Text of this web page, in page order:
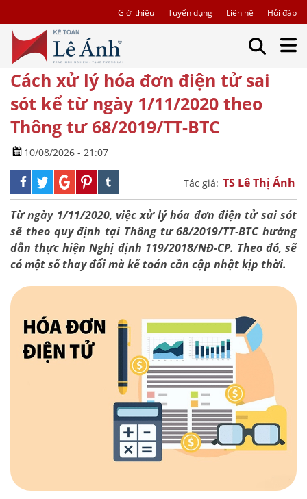
Giới thiệu Tuyển dụng Liên hệ Hỏi đáp
Cách xử lý hóa đơn điện tử sai
sót kể từ ngày 1/11/2020 theo
Thông tư 68/2019/TT-BTC
10/08/2026 - 21:07
Tác giả: TS Lê Thị Ánh
Từ ngày 1/11/2020, việc xử lý hóa đơn điện tử sai sót
sẽ theo quy định tại Thông tư 68/2019/TT-BTC hướng
dẫn thực hiện Nghị định 119/2018/NĐ-CP. Theo đó, sẽ
có một số thay đổi mà kế toán cần cập nhật kịp thời.